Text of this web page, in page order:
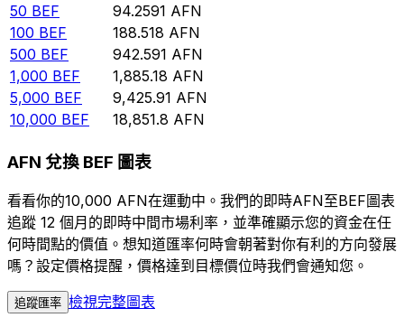
50 BEF 94.2591 AFN
100 BEF 188.518 AFN
500 BEF 942.591 AFN
1,000 BEF 1,885.18 AFN
5,000 BEF 9,425.91 AFN
10,000 BEF 18,851.8 AFN
AFN 兌換 BEF 圖表
看看你的10,000 AFN在運動中。我們的即時AFN至BEF圖表
追蹤 12 個月的即時中間市場利率，並準確顯示您的資金在任
何時間點的價值。想知道匯率何時會朝著對你有利的方向發展
嗎？設定價格提醒，價格達到目標價位時我們會通知您。
追蹤匯率 檢視完整圖表